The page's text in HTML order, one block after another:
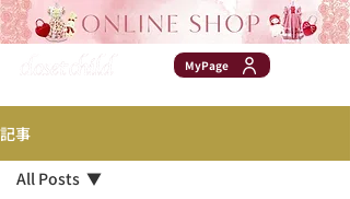
MyPage
記事
All Posts